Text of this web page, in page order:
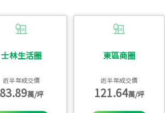
士林生活圈
近半年成交價
83.89萬/坪
東區商圈
近半年成交價
121.64萬/坪